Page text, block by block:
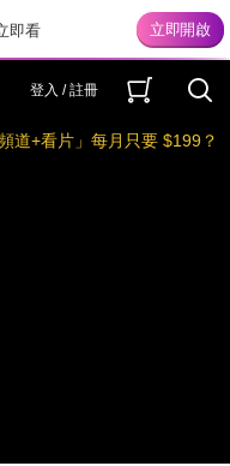
即看
登入 / 註冊
頻道+看片」每月只要 $199？